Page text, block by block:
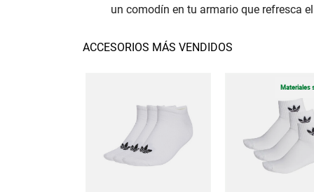
un comodín en tu armario que refresca
ACCESORIOS MÁS VENDIDOS
Materiales